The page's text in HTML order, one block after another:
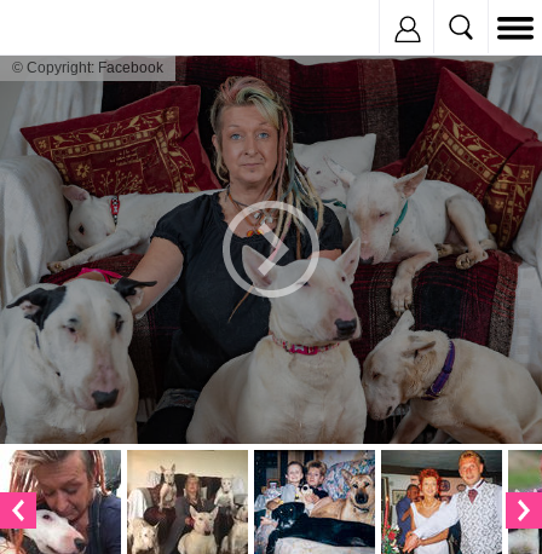
© Copyright: Facebook